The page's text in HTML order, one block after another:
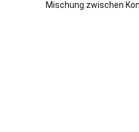
Mischung zwischen